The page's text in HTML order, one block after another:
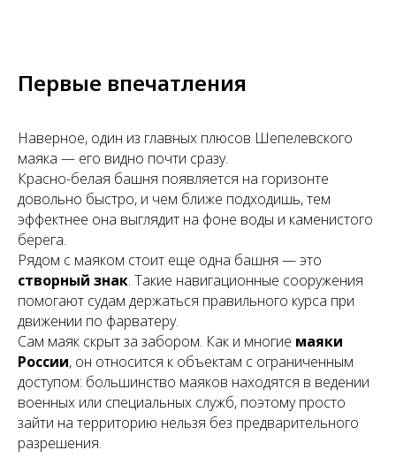
Первые впечатления
Наверное, один из главных плюсов Шепелевского
маяка — его видно почти сразу.
Красно-белая башня появляется на горизонте
довольно быстро, и чем ближе подходишь, тем
эффектнее она выглядит на фоне воды и каменистого
берега.
Рядом с маяком стоит еще одна башня — это
створный знак. Такие навигационные сооружения
помогают судам держаться правильного курса при
движении по фарватеру.
Сам маяк скрыт за забором. Как и многие маяки
России, он относится к объектам с ограниченным
доступом: большинство маяков находятся в ведении
военных или специальных служб, поэтому просто
зайти на территорию нельзя без предварительного
разрешения.